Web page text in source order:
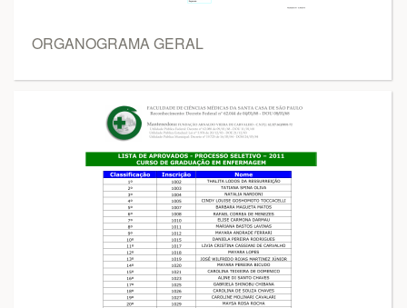
ORGANOGRAMA GERAL